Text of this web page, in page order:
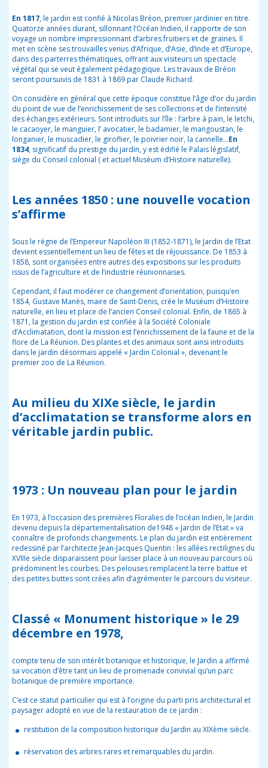
En 1817, le jardin est confié à Nicolas Bréon, premier jardinier en titre.
Quatorze années durant, sillonnant l’Océan Indien, il rapporte de son
voyage un nombre impressionnant d’arbres fruitiers et de graines. Il
met en scène ses trouvailles venus d’Afrique, d’Asie, d’Inde et d’Europe,
dans des parterres thématiques, offrant aux visiteurs un spectacle
végétal qui se veut également pédagogique. Les travaux de Bréon
seront poursuivis de 1831 à 1869 par Claude Richard.
On considère en général que cette époque constitue l’âge d’or du jardin
du point de vue de l’enrichissement de ses collections et de l’intensité
des échanges extérieurs. Sont introduits sur l’île : l’arbre à pain, le letchi,
le cacaoyer, le manguier, l’ avocatier, le badamier, le mangoustan, le
longanier, le muscadier, le giroflier, le poivrier noir, la cannelle...En
1834, significatif du prestige du jardin, y est édifié le Palais législatif,
siège du Conseil colonial ( et actuel Muséum d’Histoire naturelle).
Les années 1850 : une nouvelle vocation
s’affirme
Sous le règne de l’Empereur Napoléon III (1852-1871), le Jardin de l’Etat
devient essentiellement un lieu de fêtes et de réjouissance. De 1853 à
1858, sont organisées entre autres des expositions sur les produits
issus de l’agriculture et de l’industrie réunionnaises.
Cependant, il faut modérer ce changement d’orientation, puisqu’en
1854, Gustave Manès, maire de Saint-Denis, crée le Muséum d’Histoire
naturelle, en lieu et place de l’ancien Conseil colonial. Enfin, de 1865 à
1871, la gestion du jardin est confiée à la Société Coloniale
d’Acclimatation, dont la mission est l’enrichissement de la faune et de la
flore de La Réunion. Des plantes et des animaux sont ainsi introduits
dans le jardin désormais appelé « Jardin Colonial », devenant le
premier zoo de La Réunion.
Au milieu du XIXe siècle, le jardin
d’acclimatation se transforme alors en
véritable jardin public.
1973 : Un nouveau plan pour le jardin
En 1973, à l’occasion des premières Floralies de l’océan Indien, le Jardin
devenu depuis la départementalisation de1948 « Jardin de l’Etat » va
connaître de profonds changements. Le plan du jardin est entièrement
redessiné par l’architecte Jean-Jacques Quentin : les allées rectilignes du
XVIIIe siècle disparaissent pour laisser place à un nouveau parcours où
prédominent les courbes. Des pelouses remplacent la terre battue et
des petites buttes sont crées afin d’agrémenter le parcours du visiteur.
Classé « Monument historique » le 29
décembre en 1978,
compte tenu de son intérêt botanique et historique, le Jardin a affirmé
sa vocation d’être tant un lieu de promenade convivial qu’un parc
botanique de première importance.
C’est ce statut particulier qui est à l’origine du parti pris architectural et
paysager adopté en vue de la restauration de ce jardin :
restitution de la composition historique du Jardin au XIXème siècle.
réservation des arbres rares et remarquables du jardin.